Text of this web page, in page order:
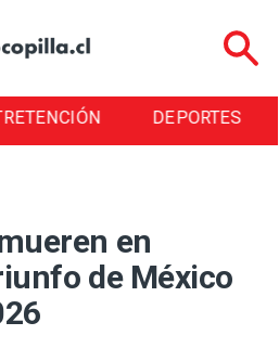
CULTURA
en
de México